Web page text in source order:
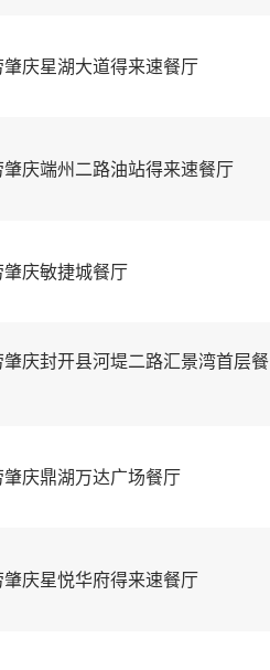
庆星湖大道得来速餐厅
庆端州二路油站得来速餐厅
庆敏捷城餐厅
庆封开县河堤二路汇景湾首层餐
庆鼎湖万达广场餐厅
庆星悦华府得来速餐厅